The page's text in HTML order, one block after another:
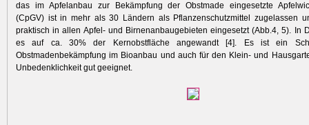
das im Apfelanbau zur Bekämpfung der Obstmade eingesetzte
(CpGV) ist in mehr als 30 Ländern als Pflanzenschutzmittel zugelassen
praktisch in allen Apfel- und Birnenanbaugebieten eingesetzt (Abb.4, 5). In
es auf ca. 30% der Kernobstfläche angewandt [4]. Es ist ein
Obstmadenbekämpfung im Bioanbau und auch für den Klein- und
Unbedenklichkeit gut geeignet.